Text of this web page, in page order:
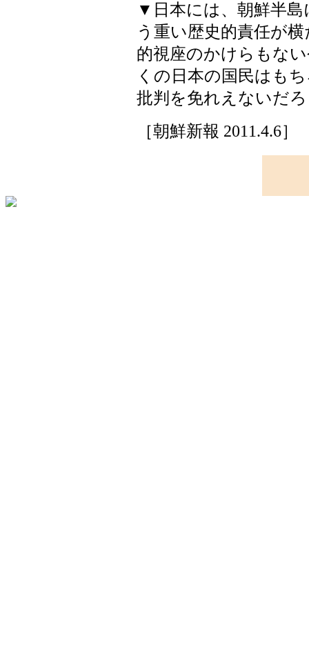
▼日本には、朝鮮半島
う重い歴史的責任が
的視座のかけらもな
くの日本の国民はも
批判を免れえないだ
［朝鮮新報 2011.4.6］